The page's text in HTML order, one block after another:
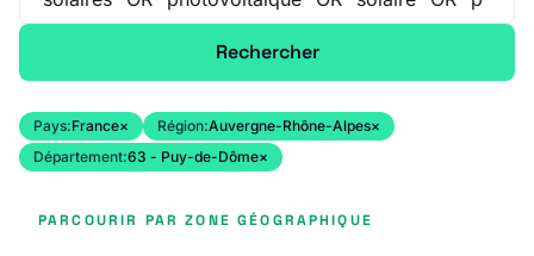
Rechercher
Pays:France× Région:Auvergne-Rhône-Alpes×
Département:63 - Puy-de-Dôme×
PARCOURIR PAR ZONE GÉOGRAPHIQUE